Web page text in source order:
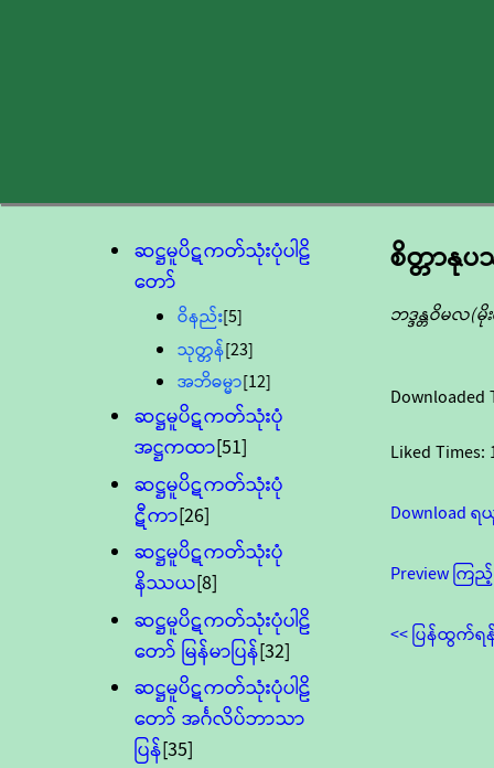
ဆဋ္ဌမူပိဋကတ်သုံးပုံပါဠိ
တော်
ဝိနည်း[5]
သုတ္တန်[23]
အဘိဓမ္မာ[12]
ဆဋ္ဌမူပိဋကတ်သုံးပုံ
အဋ္ဌကထာ[51]
ဆဋ္ဌမူပိဋကတ်သုံးပုံ
ဋီကာ[26]
ဆဋ္ဌမူပိဋကတ်သုံးပုံ
နိဿယ[8]
ဆဋ္ဌမူပိဋကတ်သုံးပုံပါဠိ
တော် မြန်မာပြန်[32]
ဆဋ္ဌမူပိဋကတ်သုံးပုံပါဠိ
တော် အင်္ဂလိပ်ဘာသာ
ပြန်[35]
စိတ္တာနု
ဘဒ္ဒန္တဝိမလ
Downloaded
Liked Times:
Download
Preview ကြ
<< ပြန်ထွက်ရ